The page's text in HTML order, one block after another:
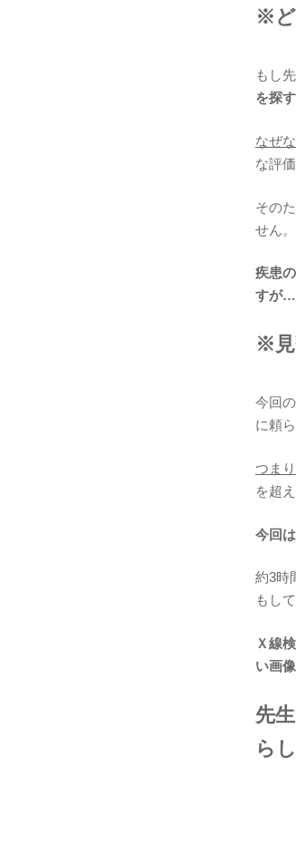
※ど
もし
を探す
なぜ
な評
その
せん。
疾患
すが…
※見
今回
に頼
つま
を超
今回
約3時
もし
Ｘ線
い画
先
ら